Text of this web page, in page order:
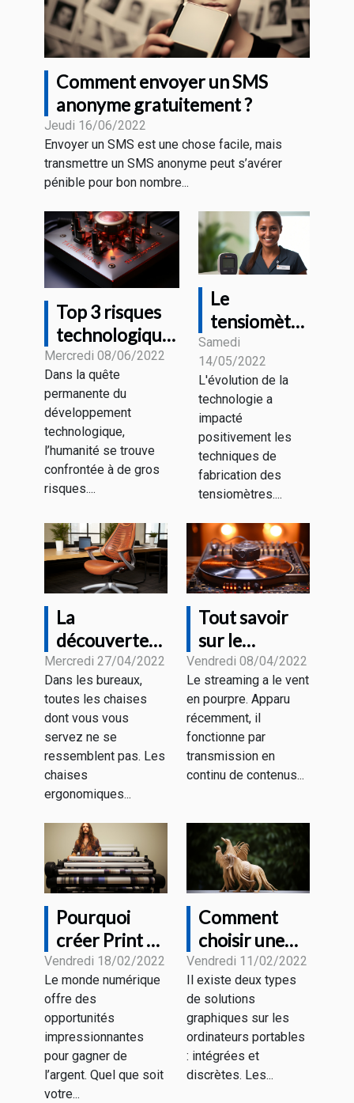
Comment envoyer un SMS
anonyme gratuitement ?
Jeudi 16/06/2022
Envoyer un SMS est une chose facile, mais
transmettre un SMS anonyme peut s’avérer
pénible pour bon nombre...
Top 3 risques
technologiques
majeurs
Mercredi 08/06/2022
Dans la quête
permanente du
développement
technologique,
l’humanité se trouve
confrontée à de gros
risques....
Le
tensiomètre
connecté :
De quoi
s’agit-il ?
Samedi
14/05/2022
L'évolution de la
technologie a
impacté
positivement les
techniques de
fabrication des
tensiomètres....
La
découverte
de la chaise
de bureau
ergonomique
Mercredi 27/04/2022
Dans les bureaux,
toutes les chaises
dont vous vous
servez ne se
ressemblent pas. Les
chaises
ergonomiques...
Tout savoir
sur le
streaming
Vendredi 08/04/2022
Le streaming a le vent
en pourpre. Apparu
récemment, il
fonctionne par
transmission en
continu de contenus...
Pourquoi
créer Print on
Demand et
Comment ça
fonctionne?
Vendredi 18/02/2022
Le monde numérique
offre des
opportunités
impressionnantes
pour gagner de
l’argent. Quel que soit
votre...
Comment
choisir une
carte
graphique
pour un
ordinateur
portatif ?
Vendredi 11/02/2022
Il existe deux types
de solutions
graphiques sur les
ordinateurs portables
: intégrées et
discrètes. Les...